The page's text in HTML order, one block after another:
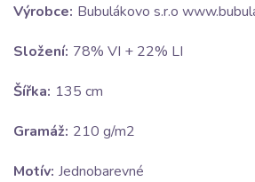
Výrobce: Bubulákovo s.r.o
Složení: 78% VI + 22% LI
Šířka: 135 cm
Gramáž: 210 g/m2
Motív: Jednobarevné